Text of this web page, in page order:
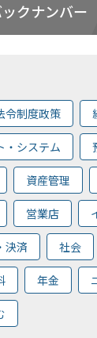
クナンバー
令制度政策
・システム
資産管理
営業店
決済 社会
年金